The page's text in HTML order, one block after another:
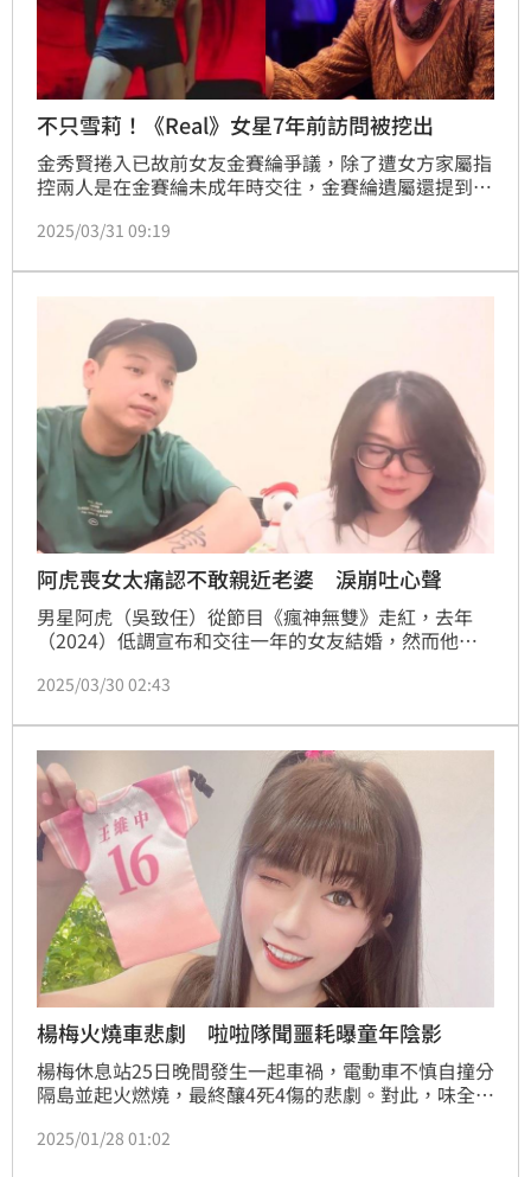
不只雪莉！《Real》女星7年前訪問被挖出
金秀賢捲入已故前女友金賽綸爭議，除了遭女方家屬指
控兩人是在金賽綸未成年時交往，金賽綸遺屬還提到金
今風波再擴大，連已逝女星雪莉（崔真理）的哥哥也出
裸戲，對此，在電影中也有裸露戲的女星韓智恩，被挖
出曾表示拍攝床戲後留下了很大的陰影。
2025/03/31 09:19
阿虎喪女太痛認不敢親近老婆 淚崩吐心聲
男星阿虎（吳致任）從節目《瘋神無雙》走紅，去年
（2024）低調宣布和交往一年的女友結婚，然而他的
打擊相當大，他也在節目中坦承因為產生陰影而不敢碰
2025/03/30 02:43
楊梅火燒車悲劇 啦啦隊聞噩耗曝童年陰影
楊梅休息站25日晚間發生一起車禍，電動車不慎自撞分
隔島並起火燃燒，最終釀4死4傷的悲劇。對此，味全龍
燒車意外，陰影至今仍無法擺脫。
2025/01/28 01:02